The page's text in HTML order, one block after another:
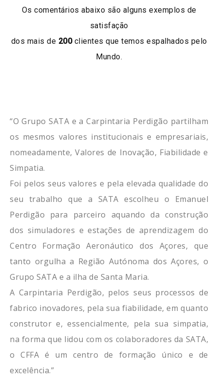
Os comentários abaixo são alguns exemplos de
satisfação
dos mais de 200clientes que temos espalhados pelo
Mundo.
“O Grupo SATA e a Carpintaria Perdigão partilham
os mesmos valores institucionais e empresariais,
nomeadamente, Valores de Inovação, Fiabilidade e
Simpatia.
Foi pelos seus valores e pela elevada qualidade do
seu trabalho que a SATA escolheu o Emanuel
Perdigão para parceiro aquando da construção
dos simuladores e estações de aprendizagem do
Centro Formação Aeronáutico dos Açores, que
tanto orgulha a Região Autónoma dos Açores, o
Grupo SATA e a ilha de Santa Maria.
A Carpintaria Perdigão, pelos seus processos de
fabrico inovadores, pela sua fiabilidade, em quanto
construtor e, essencialmente, pela sua simpatia,
na forma que lidou com os colaboradores da SATA,
o CFFA é um centro de formação único e de
excelência.”